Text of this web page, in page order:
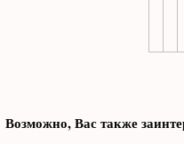
Возможно, Вас также